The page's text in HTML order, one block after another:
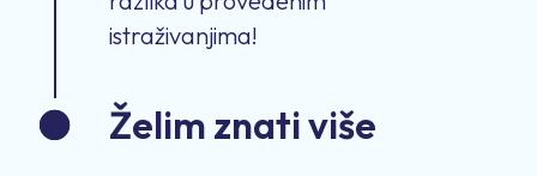
istraživanjima!
Želim znati više